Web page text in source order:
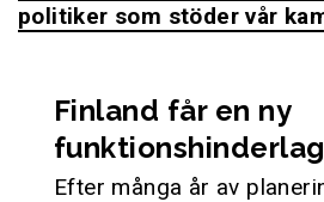
politiker som stöder vår
Finland får en ny
Efter många år av